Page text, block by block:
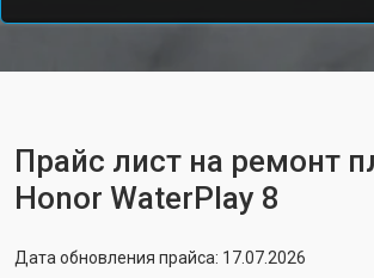
Прайс лист на ремонт
Honor WaterPlay 8
Дата обновления прайса: 17.07.2026